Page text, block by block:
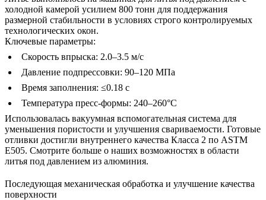
холодной камерой усилием 800 тонн для поддержания
размерной стабильности в условиях строго контролируемых
технологических окон.
Ключевые параметры:
Скорость впрыска: 2.0–3.5 м/с
Давление подпрессовки: 90–120 МПа
Время заполнения: ≤0.18 с
Температура пресс-формы: 240–260°C
Использовалась вакуумная вспомогательная система для
уменьшения пористости и улучшения свариваемости. Готовые
отливки достигли внутреннего качества Класса 2 по ASTM
E505. Смотрите больше о наших возможностях в области
литья под давлением из алюминия.
Последующая механическая обработка и улучшение качества
поверхности